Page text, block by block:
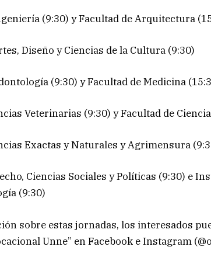
(9:30) y Facultad de Arquitectura
Diseño y Ciencias de la Cultura (9:30)
(9:30) y Facultad de Medicina
Veterinarias (9:30) y Facultad de
Exactas y Naturales y Agrimensura
Ciencias Sociales y Políticas (9:30) e
(9:30)
sobre estas jornadas, los interesados
Unne” en Facebook e Instagram